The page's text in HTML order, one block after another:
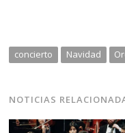
concierto Navidad
NOTICIAS